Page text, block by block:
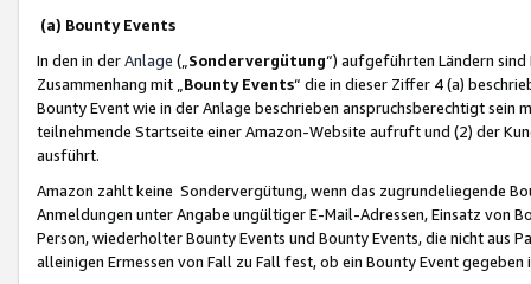
(a) Bounty Events
In den in derAnlage („ Sondervergütung“) aufgeführten Ländern
Zusammenhang mit „ Bounty Events“ die in dieser Ziffer 4 (a)
Bounty Event wie in der Anlage beschrieben anspruchsberechtigt sein
teilnehmende Startseite einer Amazon-Website aufruft und (2) der
ausführt.
Amazon zahlt keine Sondervergütung, wenn das zugrundeliegende
Anmeldungen unter Angabe ungültiger E-Mail-Adressen, Einsatz von
Person, wiederholter Bounty Events und Bounty Events, die nicht
alleinigen Ermessen von Fall zu Fall fest, ob ein Bounty Event